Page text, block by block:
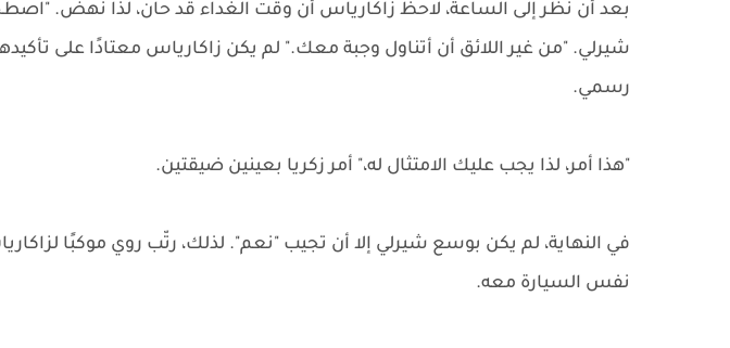
بعد أن نظر إلى الساعة، لاحظ زاكارياس أن وقت الغداء قد حان، لذا نهض.
شيرلي. "من غير اللائق أن أتناول وجبة معك." لم يكن زاكارياس معتادًا على
رسمي.
"هذا أمر، لذا يجب عليك الامتثال له،" أمر زكريا بعينين ضيقتين.
في النهاية، لم يكن بوسع شيرلي إلا أن تجيب "نعم". لذلك، رتّب روي موكبًا
نفس السيارة معه.